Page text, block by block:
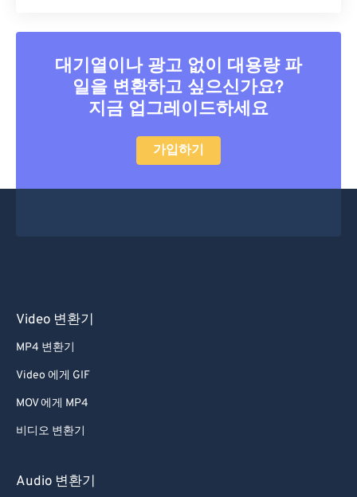
대기열이나 광고 없이 대용량 파
일을 변환하고 싶으신가요?
지금 업그레이드하세요
가입하기
Video 변환기
MP4 변환기
Video 에게 GIF
MOV 에게 MP4
비디오 변환기
Audio 변환기